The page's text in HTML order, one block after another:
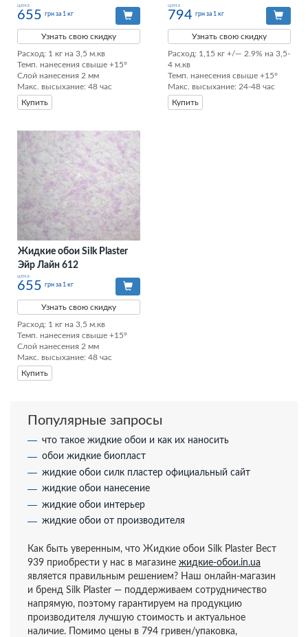
цена
655 грн за 1 кг
Узнать свою скидку
Расход: 1 кг на 3,5 м.кв
Темп. нанесения свыше +15°
Слой нанесения 2 мм
Макс. высыхание: 48 час
Купить
цена
794 грн за 1 кг
Узнать свою скидку
Расход: 1,15 кг +/— 2.9% на 3,5-
4 м.кв
Темп. нанесения свыше +15°
Макс. высыхание: 24-48 час
Купить
Жидкие обои Silk Plaster
Эйр Лайн 612
цена
655 грн за 1 кг
Узнать свою скидку
Расход: 1 кг на 3,5 м.кв
Темп. нанесения свыше +15°
Слой нанесения 2 мм
Макс. высыхание: 48 час
Купить
Популярные запросы
что такое жидкие обои и как их наносить
обои жидкие биопласт
жидкие обои силк пластер официальный сайт
жидкие обои нанесение
жидкие обои интерьер
жидкие обои от производителя
Как быть уверенным, что Жидкие обои Silk Plaster Вест
939 приобрести у нас в магазине жидкие-обои.in.ua
является правильным решением? Наш онлайн-магазин
и бренд Silk Plaster — поддерживаем сотрудничество
напрямую, поэтому гарантируем на продукцию
производителя лучшую стоимость и актуальное
наличие. Помимо цены в 794 гривен/упаковка,